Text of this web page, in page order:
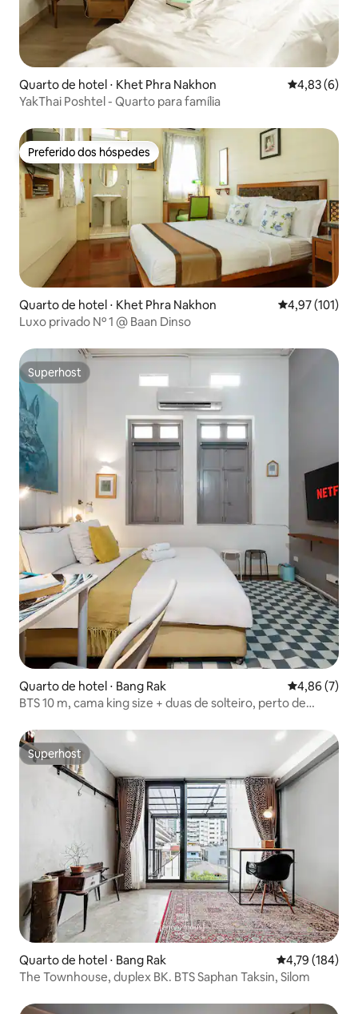
Quarto de hotel ⋅ Khet Phra Nakhon 4,83 de uma
4,83 (6)
YakThai Poshtel - Quarto para família
Preferido dos hóspedes
Preferido dos hóspedes
Quarto de hotel ⋅ Khet Phra Nakhon 4,97 de uma
4,97 (101)
Luxo privado Nº 1 @ Baan Dinso
Superhost
Superhost
Quarto de hotel ⋅ Bang Rak 4,86 de uma
4,86 (7)
BTS 10 m, cama king size + duas de solteiro, perto de
Superhost
Superhost
Quarto de hotel ⋅ Bang Rak 4,79 de uma
4,79 (184)
The Townhouse, duplex BK. BTS Saphan Taksin, Silom